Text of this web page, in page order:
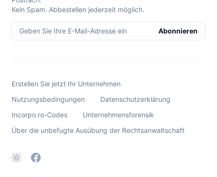
Kein Spam. Abbestellen jederzeit möglich.
Geben Sie Ihre E-Mail-Adresse ein Abonnieren
Erstellen Sie jetzt Ihr Unternehmen
Nutzungsbedingungen
Datenschutzerklärung
Incorpo.ro-Codes
Unternehmensforensik
Über die unbefugte Ausübung der Rechtsanwaltschaft